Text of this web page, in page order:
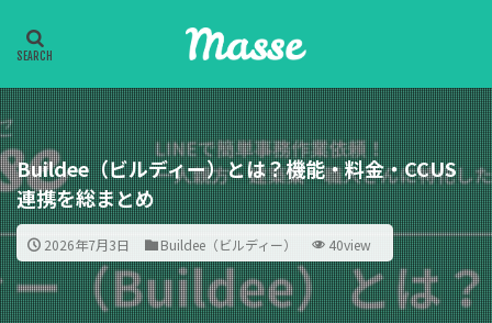
Buildee（ビルディー）とは？機能・料金・CCUS
連携を総まとめ
2026年7月3日 Buildee（ビルディー） 40view